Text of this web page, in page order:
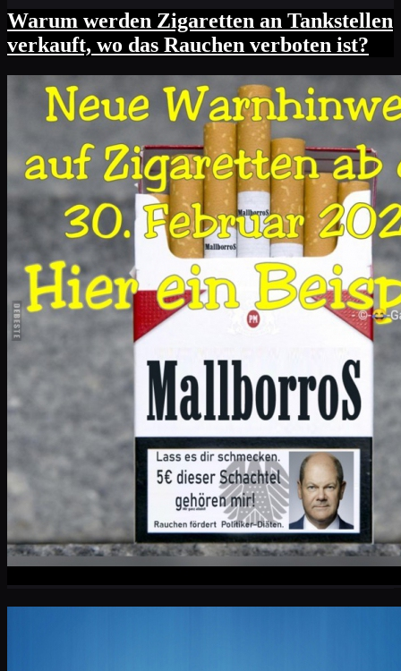
Warum werden Zigaretten an Tankstellen
verkauft, wo das Rauchen verboten ist?